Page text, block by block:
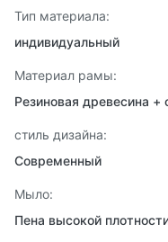
Тип материала:
индивидуальный
Материал рамы:
Резиновая древесина +
стиль дизайна:
Современный
Мыло:
Пена высокой